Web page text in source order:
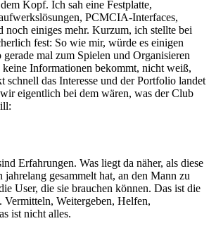
Kopf. Ich sah eine Festplatte,
PCMCIA-Interfaces,
noch einiges mehr. Kurzum, ich stellte bei
fest: So wie mir, würde es einigen
mal zum Spielen und Organisieren
keine Informationen bekommt, nicht weiß,
schnell das Interesse und der Portfolio landet
eigentlich bei dem wären, was der Club
Erfahrungen. Was liegt da näher, als diese
jahrelang gesammelt hat, an den Mann zu
User, die sie brauchen können. Das ist die
Vermitteln, Weitergeben, Helfen,
ist nicht alles.